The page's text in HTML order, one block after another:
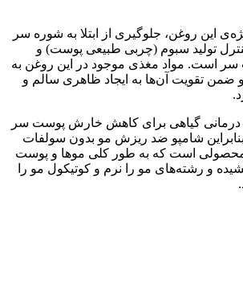
این روغن، جلوگیری از ابتلا به شوره سر
تولید سبوم (چربی طبیعی پوست) و
است. مواد مغذی موجود در این روغن به
ضمن تقویت آن‌ها به ایجاد ظاهری سالم و
درمانی گیاهی برای کاهش خارش پوست سر
شامپو ضد ریزش مو بدون سولفات
است که به طور کلی موها و پوست
و رشته‌های مو را نرم و کوتیکول مو را